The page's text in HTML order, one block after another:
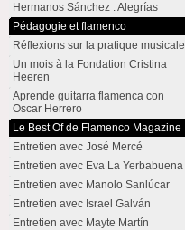
Hermanos Sánchez : Alegrías
Pédagogie et flamenco
Réflexions sur la pratique musicale
Un mois à la Fondation Cristina
Heeren
Aprende guitarra flamenca con
Oscar Herrero
Le Best Of de Flamenco Magazine
Entretien avec José Mercé
Entretien avec Eva La Yerbabuena
Entretien avec Manolo Sanlúcar
Entretien avec Israel Galván
Entretien avec Mayte Martín